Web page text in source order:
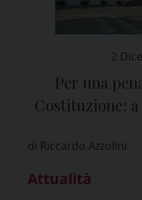
2
Per una
Costituzione:
di Riccardo Azzolini
Attualità